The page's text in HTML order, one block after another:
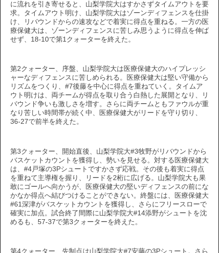
に流れを引き寄せると、山梨学院大はすかさずタイムアウトを要
求。タイムアウト明け、山梨学院大はゾーンディフェンスを仕掛
け、リバウンドからの速攻などで着実に得点を重ねる。一方の医
療保健大は、ゾーンディフェンスに苦しみ思うように得点を伸ば
せず、18-10で第1クォーターを終えた。
第2クォーター、序盤、山梨学院大は医療保健大のハイプレッシ
ャーなディフェンスに苦しめられる。医療保健大は堅い守備から
リズムをつくり、#7後藤を中心に得点を重ねていく。タイムア
ウト明けは、両チームが得点を取り合う白熱した展開となり、リ
バウンド争いも激しさを増す。さらに両チームともファウルが重
なり苦しい時間帯が続く中、医療保健大がリードを守り切り、
36-27で前半を終えた。
第3クォーター、開始直後、山梨学院大#3牧野がリバウンドから
バスケットカウントを獲得し、勢いを見せる。対する医療保健大
は、#4戸塚の3Pシュートですかさず応戦。その後も着実に得点
を重ねて主導権を握り、リードを2桁に広げる。山梨学院大も果
敢にゴールへ向かうが、医療保健大の堅いディフェンスの前にな
かなか得点へ結びつけることができない。終盤には、医療保健大
#61深津がバスケットカウントを獲得し、さらにフリースローで
確実に加点。試合終了間際に山梨学院大#14添野がシュートを沈
めるも、57-37で第3クォーターを終えた。
第4クォーター、先制点は山梨学院大#7安藤の3Pシュート。さら